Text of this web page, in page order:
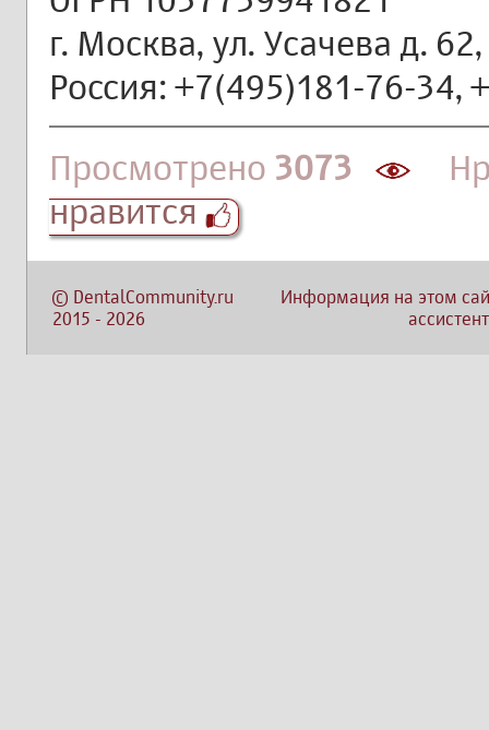
г. Москва, ул. Усачева д.
Россия: +7(495)181-76-34,
Просмотрено 3073
нравится
© DentalCommunity.ru
2015 - 2026
Информация на этом